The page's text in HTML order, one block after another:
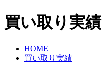
買い取り実績
HOME
買い取り実績